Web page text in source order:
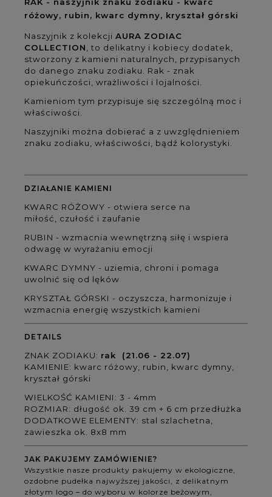
różowy, rubin, kwarc dymny, kryształ górski
Naszyjnik z kolekcji AURA ZODIAC
COLLECTION
, to delikatny i kobiecy dodatek,
stworzony z kamieni naturalnych, przypisanych
do danego znaku zodiaku . Rak - znak
opiekuńczości, wrażliwości i lojalności.
Kamieniom tym przypisuje się szczególną moc i
właściwości.
Naszyjniki można dobierać a z uwzględnieniem
znaku zodiaku, właściwości, bądź kolorystyki.
DZIAŁANIE KAMIENI
KWARC RÓŻOWY - otwiera serce na
miłość, czułość i zaufanie
RUBIN - wzmacnia wewnętrzną siłę i wspiera
odwagę w wyrażaniu emocji
KWARC DYMNY - uziemia, chroni i pomaga
uwolnić się od lęków
KRYSZTAŁ GÓRSKI - oczyszcza, harmonizuje i
wzmacnia energię wszystkich kamieni
DETAILS
ZNAK ZODIAKU: rak (21.06 - 22.07)
KAMIENIE: kwarc różowy, rubin, kwarc dymny,
kryształ górski
WIELKOŚĆ KAMIENI: 3 - 4mm
ROZMIAR: długość ok. 39 cm + 6 cm przedłużka
DODATKOWE ELEMENTY: stal szlachetna,
zawieszka ok. 8x8 mm
JAK PAKUJEMY ZAMÓWIENIE?
Wszystkie nasze produkty pakujemy w ekologiczne,
ozdobne pudełka najwyższej jakości, z delikatnym
złotym logo – do wyboru w kolorze beżowym,